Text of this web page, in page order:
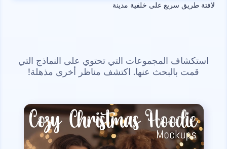
لافتة طريق سريع على خلفية مدينة
استكشاف المجموعات التي تحتوي على النماذج التي
قمت بالبحث عنها. اكتشف مناظر أخرى مذهلة!